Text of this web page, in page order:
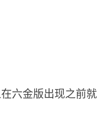
六金版出现之前